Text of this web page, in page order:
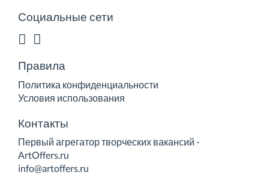
Социальные сети
Правила
Политика конфиденциальности
Условия использования
Контакты
Первый агрегатор творческих вакансий -
ArtOffers.ru
info@artoffers.ru